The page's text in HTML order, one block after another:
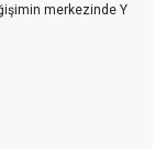
merkezinde Y